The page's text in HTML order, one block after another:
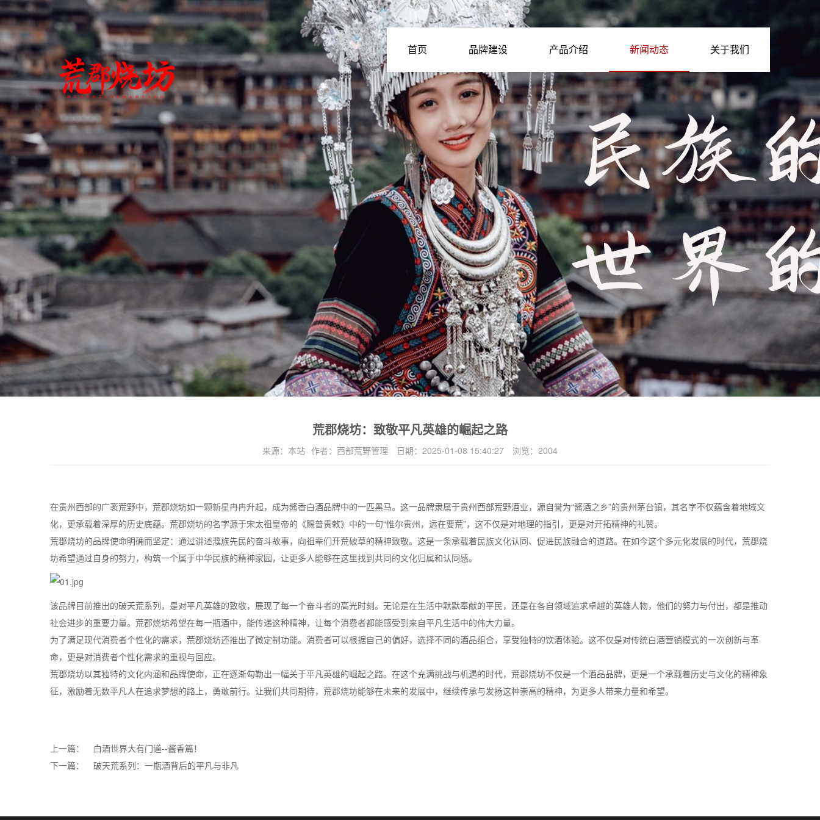
首页 品牌建设 产品介绍 新闻动态 关于我们
荒郡烧坊：致敬平凡英雄的崛起之路
来源： 本站 作者： 西部荒野管理 日期： 2025-01-08 15:40:27 浏览： 2004
在贵州西部的广袤荒野中，荒郡烧坊如一颗新星冉冉升起，成为酱香白酒品牌中的一匹黑马。这一品牌隶属于贵州西部荒野酒业，源自誉为“酱酒之乡”的贵州茅台镇，其名字不仅蕴含着地域文
化，更承载着深厚的历史底蕴。荒郡烧坊的名字源于宋太祖皇帝的《赐普贵敕》中的一句“惟尔贵州，远在要荒”，这不仅是对地理的指引，更是对开拓精神的礼赞。
荒郡烧坊的品牌使命明确而坚定：通过讲述濮族先民的奋斗故事，向祖辈们开荒破草的精神致敬。这是一条承载着民族文化认同、促进民族融合的道路。在如今这个多元化发展的时代，荒郡烧
坊希望通过自身的努力，构筑一个属于中华民族的精神家园，让更多人能够在这里找到共同的文化归属和认同感。
该品牌目前推出的破天荒系列，是对平凡英雄的致敬，展现了每一个奋斗者的高光时刻。无论是在生活中默默奉献的平民，还是在各自领域追求卓越的英雄人物，他们的努力与付出，都是推动
社会进步的重要力量。荒郡烧坊希望在每一瓶酒中，能传递这种精神，让每个消费者都能感受到来自平凡生活中的伟大力量。
为了满足现代消费者个性化的需求，荒郡烧坊还推出了微定制功能。消费者可以根据自己的偏好，选择不同的酒品组合，享受独特的饮酒体验。这不仅是对传统白酒营销模式的一次创新与革
命，更是对消费者个性化需求的重视与回应。
荒郡烧坊以其独特的文化内涵和品牌使命，正在逐渐勾勒出一幅关于平凡英雄的崛起之路。在这个充满挑战与机遇的时代，荒郡烧坊不仅是一个酒品品牌，更是一个承载着历史与文化的精神象
征，激励着无数平凡人在追求梦想的路上，勇敢前行。让我们共同期待，荒郡烧坊能够在未来的发展中，继续传承与发扬这种崇高的精神，为更多人带来力量和希望。
上一篇：
白酒世界大有门道--酱香篇！
下一篇：
破天荒系列：一瓶酒背后的平凡与非凡